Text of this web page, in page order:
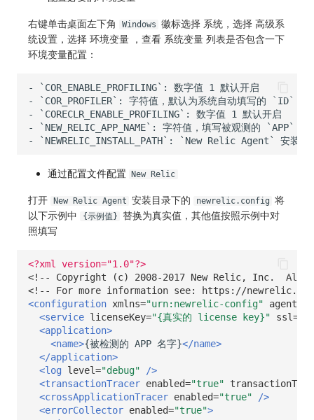
右键单击桌面左下角 Windows 徽标选择 系统，选择 高级系
统设置，选择 环境变量 ，查看 系统变量 列表是否包含一下
环境变量配置：
- `COR_ENABLE_PROFILING`: 数字值 1 默认开启
- `COR_PROFILER`: 字符值，默认为系统自动填写的 `ID`
- `CORECLR_ENABLE_PROFILING`: 数字值 1 默认开启
- `NEW_RELIC_APP_NAME`: 字符值，填写被观测的 `APP`
通过配置文件配置 New Relic
打开 New Relic Agent 安装目录下的 newrelic.config 将
以下示例中
{示例值} 替换为真实值，其他值按照示例中对
照填写
<?xml version="1.0"?>
<!-- Copyright (c) 2008-2017 New Relic, Inc.  All
<!-- For more information see: https://
<configuration xmlns="urn:newrelic-config"
<service licenseKey="{真实的 license key}" ssl=
<application>
<name>{被检测的 APP 名字}</name>
</application>
<log
level="debug"
/>
<transactionTracer enabled="true"
<crossApplicationTracer enabled="true"
/>
<errorCollector enabled="true">